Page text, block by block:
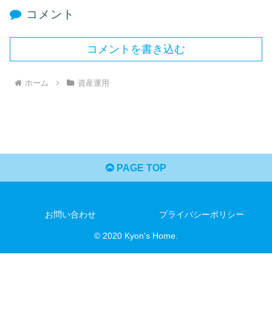
コメント
コメントを書き込む
ホーム 資産運用
PAGE TOP
お問い合わせ プライバシーポリシー
© 2020 Kyon's Home.